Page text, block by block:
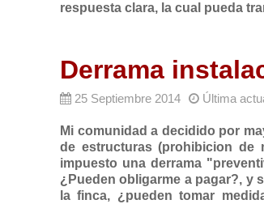
respuesta clara, la cual pueda
Derrama
25 Septiembre 2014 Última
Mi comunidad a decidido por
de estructuras (prohibicion de
impuesto una derrama
¿Pueden obligarme a pagar?, y
la finca, ¿pueden tomar